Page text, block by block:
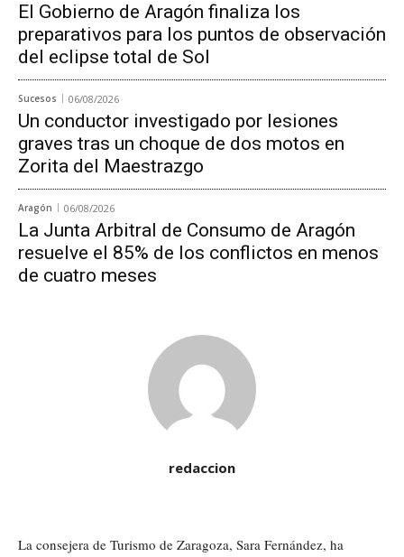
El Gobierno de Aragón finaliza los
preparativos para los puntos de observación
del eclipse total de Sol
Sucesos 06/08/2026
Un conductor investigado por lesiones
graves tras un choque de dos motos en
Zorita del Maestrazgo
Aragón 06/08/2026
La Junta Arbitral de Consumo de Aragón
resuelve el 85% de los conflictos en menos
de cuatro meses
redaccion
La consejera de Turismo de Zaragoza, Sara Fernández, ha